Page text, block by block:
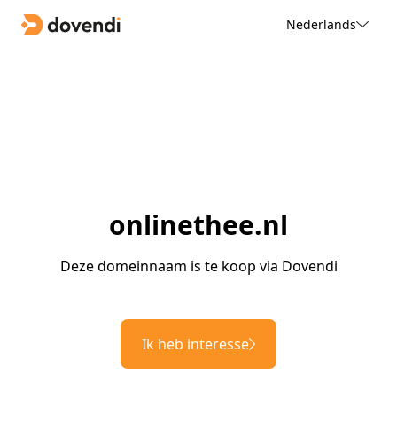
Nederlands
onlinethee.nl
Deze domeinnaam is te koop via Dovendi
Ik heb interesse